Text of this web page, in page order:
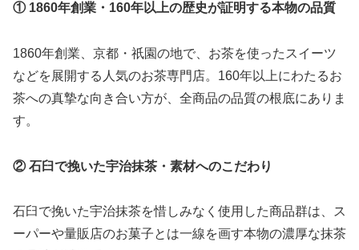
① 1860年創業・160年以上の歴史が証明する本物の品質
1860年創業、京都・祇園の地で、お茶を使ったスイーツ
などを展開する人気のお茶専門店。160年以上にわたるお
茶への真摯な向き合い方が、全商品の品質の根底にありま
す。
② 石臼で挽いた宇治抹茶・素材へのこだわり
石臼で挽いた宇治抹茶を惜しみなく使用した商品群は、ス
ーパーや量販店のお菓子とは一線を画す本物の濃厚な抹茶